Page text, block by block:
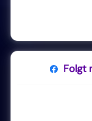
Folgt